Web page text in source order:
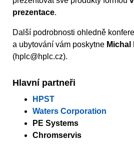
prezentace.
Další podrobnosti ohledně
a ubytování vám poskytne Michal
(hplc@hplc.cz).
Hlavní partneři
HPST
Waters Corporation
PE Systems
Chromservis